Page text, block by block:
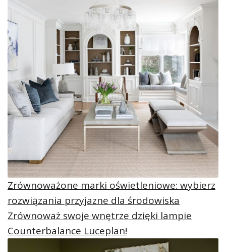
Zrównoważone marki oświetleniowe: wybierz
rozwiązania przyjazne dla środowiska
Zrównoważ swoje wnętrze dzięki lampie
Counterbalance Luceplan!